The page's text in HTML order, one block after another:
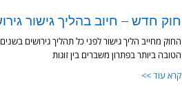
חוק חדש – חיוב בהליך גישור
החוק מחייב הליך גישור לפני כל תהליך גירושים
הטובה ביותר בפתרון משברים בין זוגות
קרא עוד >>